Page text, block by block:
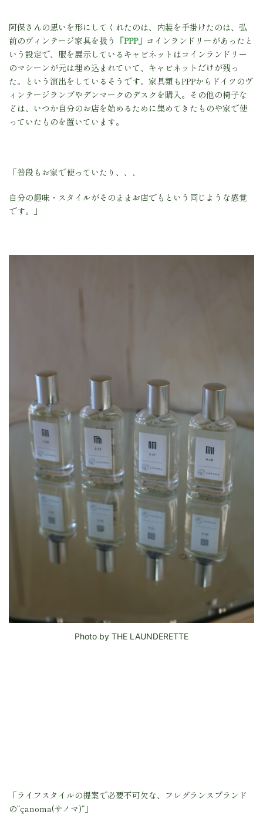
阿保さんの思いを形にしてくれたのは、内装を手掛けたのは、弘
前のヴィンテージ家具を扱う 「PPP」 コインランドリーがあったと
いう設定で、服を展示しているキャビネットはコインランドリー
のマシーンが元は埋め込まれていて、キャビネットだけが残っ
た。という演出をしているそうです。家具類もPPPからドイツのヴ
ィンテージランプやデンマークのデスクを購入。その他の椅子な
どは、いつか自分のお店を始めるために集めてきたものや家で使
っていたものを置いています。
「普段もお家で使っていたり、、、
自分の趣味・スタイルがそのままお店でもという同じような感覚
です。」
Photo by THE LAUNDERETTE
「ライフスタイルの提案で必要不可欠な、フレグランスブランド
の”çanoma(サノマ)”」